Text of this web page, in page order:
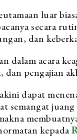
luar
secara
dan
dalam acara
pengajian
dapat
semangat
kepada